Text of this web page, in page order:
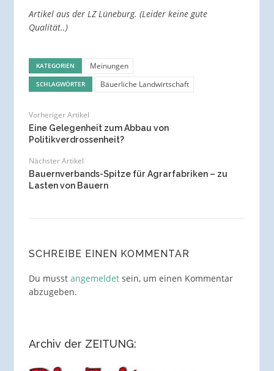
Artikel aus der LZ Lüneburg. (Leider keine gute
Qualität..)
KATEGORIEN Meinungen
SCHLAGWÖRTER Bäuerliche Landwirtschaft
Vorheriger Artikel
Eine Gelegenheit zum Abbau von
Politikverdrossenheit?
Nächster Artikel
Bauernverbands-Spitze für Agrarfabriken – zu
Lasten von Bauern
SCHREIBE EINEN KOMMENTAR
Du musst angemeldetsein, um einen Kommentar
abzugeben.
Archiv der ZEITUNG: